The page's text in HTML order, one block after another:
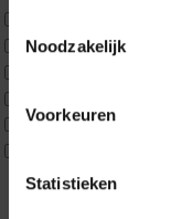
Toestemmingsselectie
Noodzakelijk
Voorkeuren
Statistieken
p350 twijfelaar
P650 Twijfelaar
Maatvoering